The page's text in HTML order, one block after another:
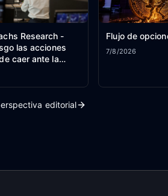
Research -
las acciones
caer ante la
yen?
Flujo de
7/8/2026
editorial